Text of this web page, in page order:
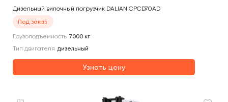
Дизельный вилочный погрузчик DALIAN CPCD70AD
Под заказ
Грузоподъемность 7000 кг
Тип двигателя дизельный
Узнать цену